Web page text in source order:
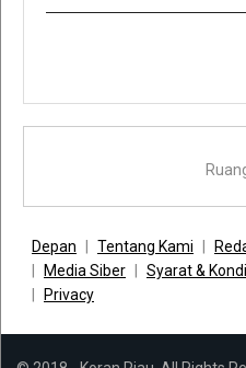
Depan Tentang Kami
Media Siber
Syarat &
Privacy